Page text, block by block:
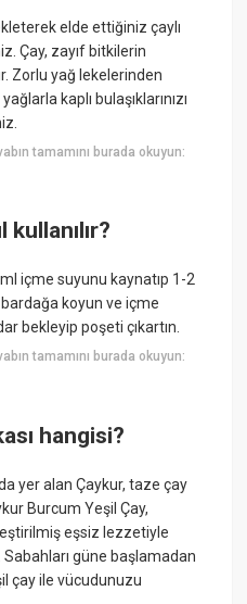
elde ettiğiniz çaylı
Çay, zayıf bitkilerin
Zorlu yağ lekelerinden
kaplı bulaşıklarınızı
tamamını burada okuyun:
içme suyunu kaynatıp 1-2
bardağa koyun ve içme
bekleyip poşeti çıkartın.
tamamını burada okuyun:
hangisi?
yer alan Çaykur, taze çay
Burcum Yeşil Çay,
eşsiz lezzetiyle
Sabahları güne başlamadan
çay ile vücudunuzu